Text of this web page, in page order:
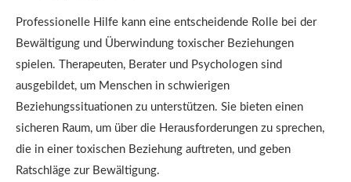
Professionelle Hilfe kann eine entscheidende Rolle bei der
Bewältigung und Überwindung toxischer Beziehungen
spielen. Therapeuten, Berater und Psychologen sind
ausgebildet, um Menschen in schwierigen
Beziehungssituationen zu unterstützen. Sie bieten einen
sicheren Raum, um über die Herausforderungen zu sprechen,
die in einer toxischen Beziehung auftreten, und geben
Ratschläge zur Bewältigung.